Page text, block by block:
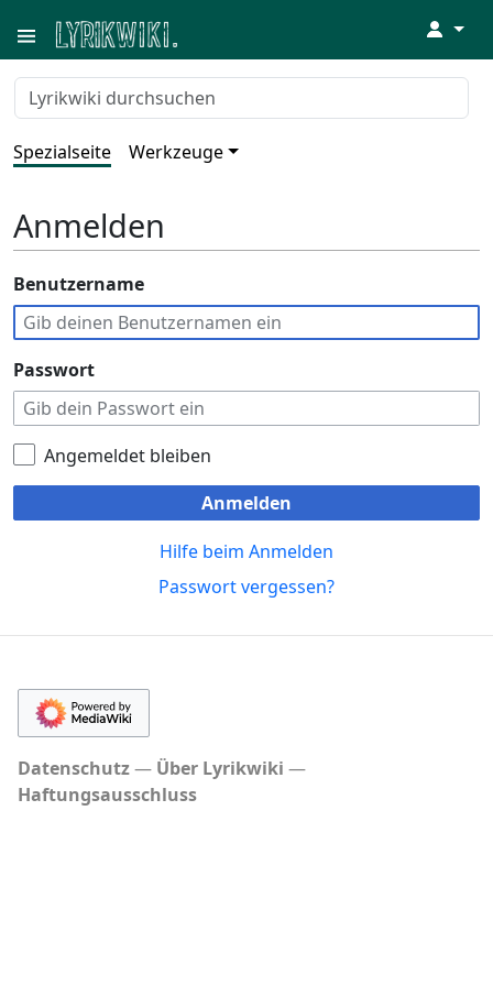
↓
Spezialseite Werkzeuge
Anmelden
Benutzername
Passwort
Angemeldet bleiben
Anmelden
Hilfe beim Anmelden
Passwort vergessen?
Datenschutz
Über Lyrikwiki
Haftungsausschluss